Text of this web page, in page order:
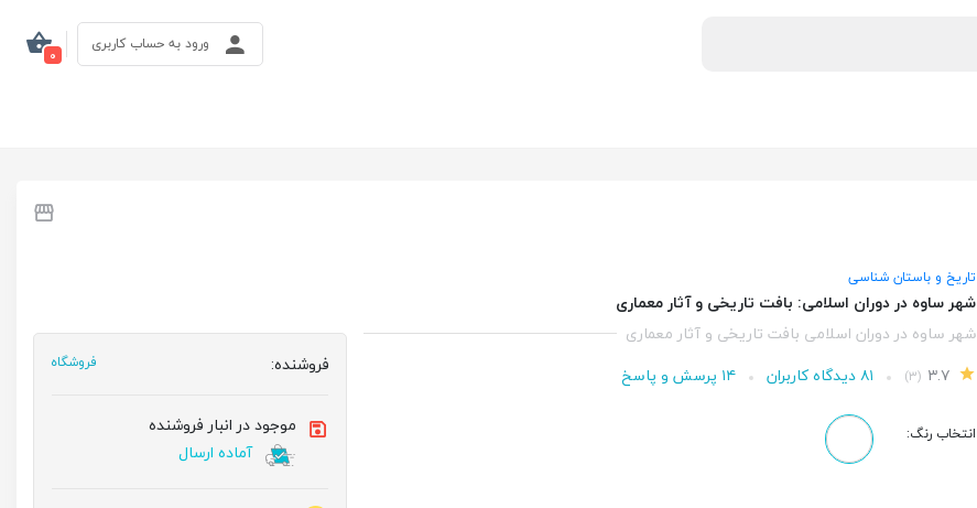
0
ورود به حساب کاربری
تاریخ و باستان شناسی
شهر ساوه در دوران اسلامی: بافت تاریخی و آثار معماری
شهر ساوه در دوران اسلامی بافت تاریخی و آثار معماری
(۳) ۸۱ دیدگاه کاربران ۱۴ پرسش و پاسخ
انتخاب رنگ:
فروشنده: فروشگاه
موجود در انبار فروشنده
آماده ارسال